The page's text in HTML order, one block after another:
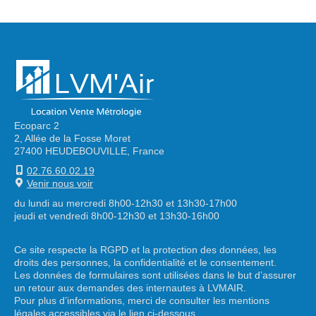
Ecoparc 2
2, Allée de la Fosse Moret
27400 HEUDEBOUVILLE, France
02.76.60.02.19
Venir nous voir
du lundi au mercredi 8h00-12h30 et 13h30-17h00
jeudi et vendredi 8h00-12h30 et 13h30-16h00
Ce site respecte la RGPD et la protection des données, les
droits des personnes, la confidentialité et le consentement.
Les données de formulaires sont utilisées dans le but d’assurer
un retour aux demandes des internautes à LVMAIR.
Pour plus d’informations, merci de consulter les mentions
légales accessibles via le lien ci-dessous.